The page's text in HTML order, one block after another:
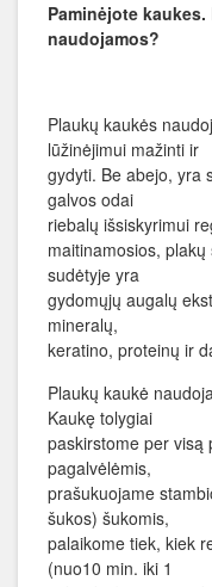
Paminėjote
naudojamos?
Plaukų kaukės
lūžinėjimui mažinti ir
gydyti. Be abejo, yra
galvos odai
riebalų išsiskyrimui
maitinamosios,
sudėtyje yra
gydomųjų augalų
mineralų,
keratino, proteinų ir
Plaukų kaukė
Kaukę tolygiai
paskirstome per visą
pagalvėlėmis,
prašukuojame
šukos) šukomis,
palaikome tiek, kiek
(nuo10 min. iki 1